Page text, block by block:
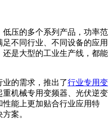
低压的多个系列产品，功率范
不同行业、不同设备的应用
是大型的工业生产线，都能
的需求，推出了行业专用变
重机械专用变频器、光伏逆变
能上更加贴合行业应用特
案。